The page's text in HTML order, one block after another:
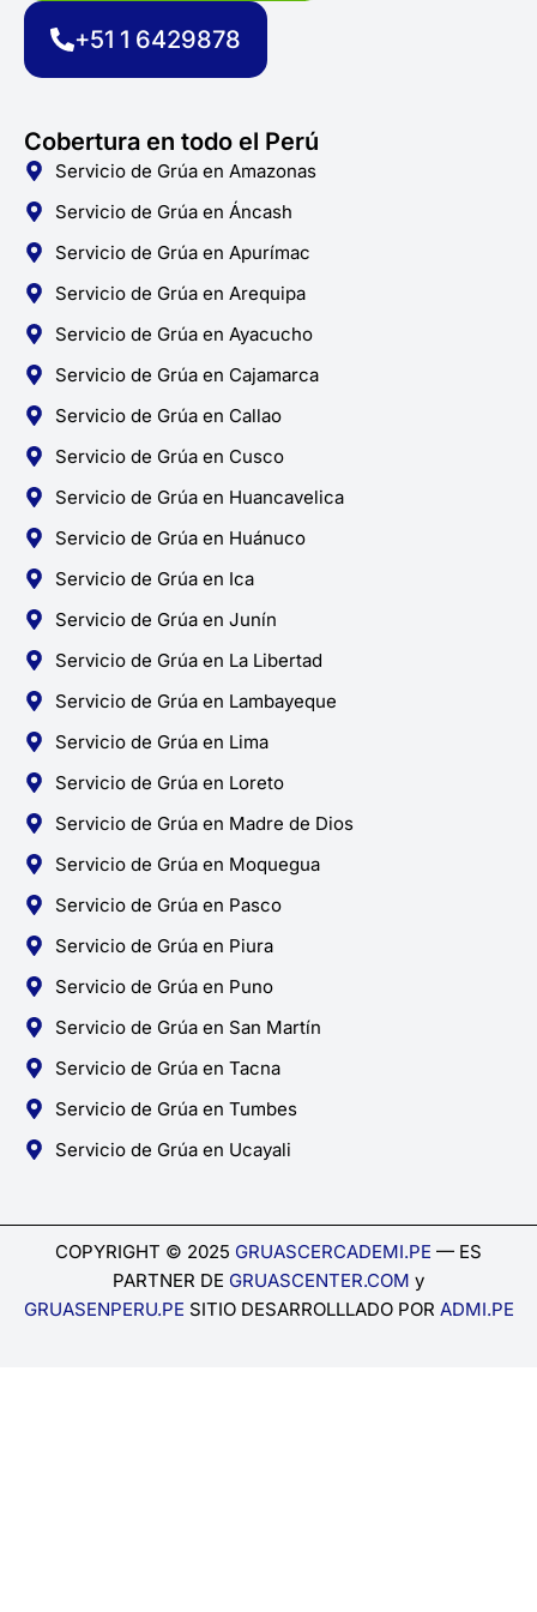
m
+51 1 6429878
Cobertura en todo el Perú
Servicio de Grúa en Amazonas
Servicio de Grúa en Áncash
Servicio de Grúa en Apurímac
Servicio de Grúa en Arequipa
Servicio de Grúa en Ayacucho
Servicio de Grúa en Cajamarca
Servicio de Grúa en Callao
Servicio de Grúa en Cusco
Servicio de Grúa en Huancavelica
Servicio de Grúa en Huánuco
Servicio de Grúa en Ica
Servicio de Grúa en Junín
Servicio de Grúa en La Libertad
Servicio de Grúa en Lambayeque
Servicio de Grúa en Lima
Servicio de Grúa en Loreto
Servicio de Grúa en Madre de Dios
Servicio de Grúa en Moquegua
Servicio de Grúa en Pasco
Servicio de Grúa en Piura
Servicio de Grúa en Puno
Servicio de Grúa en San Martín
Servicio de Grúa en Tacna
Servicio de Grúa en Tumbes
Servicio de Grúa en Ucayali
COPYRIGHT © 2025 GRUASCERCADEMI.PE — ES
PARTNER DE GRUASCENTER.COM y
GRUASENPERU.PE SITIO DESARROLLLADO POR ADMI.PE